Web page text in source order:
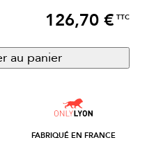
Prix
126,70 € TTC
au panier
FABRIQUÉ EN FRANCE